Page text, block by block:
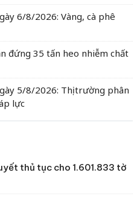
6/8/2026: Vàng, cà phê
đứng 35 tấn heo nhiễm chất
5/8/2026: Thị trường phân
lực
thủ tục cho 1.601.833 tờ